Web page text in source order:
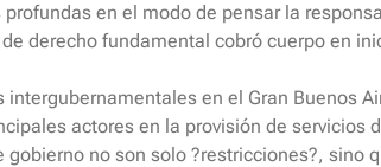
en el modo de pensar la
derecho fundamental cobró cuerpo en
en el Gran Buenos
actores en la provisión de servicios
no son solo ?restricciones?, sino